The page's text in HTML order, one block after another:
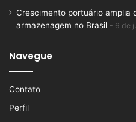
Crescimento portuário amplia
armazenagem no Brasil
6 de
Navegue
Contato
Perfil